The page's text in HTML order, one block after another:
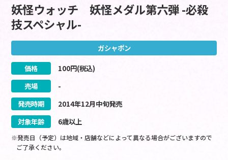
妖怪ウォッチ 妖怪メダル第六弾 -必殺
技スペシャル-
ガシャポン
価格 100円(税込)
売場
-
発売時期
2014年12月中旬発売
対象年齢
6歳以上
※発売日（予定）は地域・店舗などによって異なる場合がございますので
ご了承ください。